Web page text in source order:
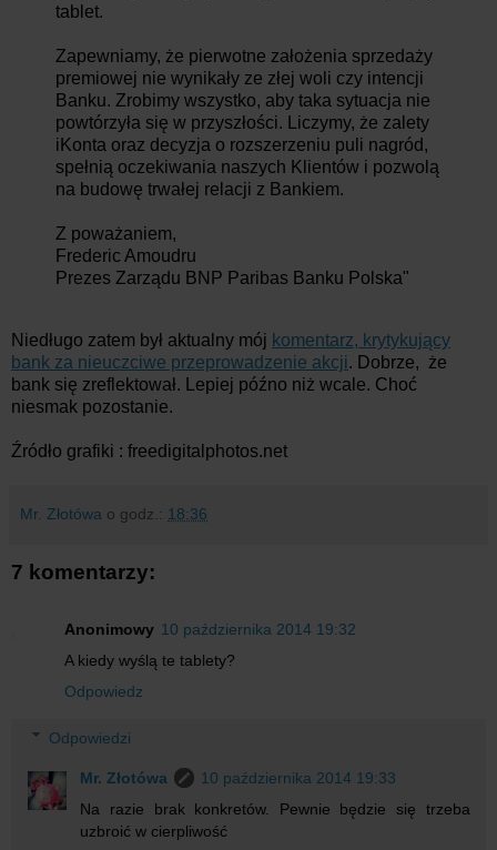
tablet.
Zapewniamy, że pierwotne założenia sprzedaży
premiowej nie wynikały ze złej woli czy intencji
Banku. Zrobimy wszystko, aby taka sytuacja nie
powtórzyła się w przyszłości. Liczymy, że zalety
iKonta oraz decyzja o rozszerzeniu puli nagród,
spełnią oczekiwania naszych Klientów i pozwolą
na budowę trwałej relacji z Bankiem.
Z poważaniem,
Frederic Amoudru
Prezes Zarządu BNP Paribas Banku Polska"
Niedługo zatem był aktualny mój komentarz, krytykujący
bank za nieuczciwe przeprowadzenie akcji. Dobrze, że
bank się zreflektował. Lepiej późno niż wcale. Choć
niesmak pozostanie.
Źródło grafiki : freedigitalphotos.net
Mr. Złotówa o godz.: 18:36
7 komentarzy:
Anonimowy 10 października 2014 19:32
A kiedy wyślą te tablety?
Odpowiedz
Odpowiedzi
Mr. Złotówa
10 października 2014 19:33
Na razie brak konkretów. Pewnie będzie się trzeba
uzbroić w cierpliwość